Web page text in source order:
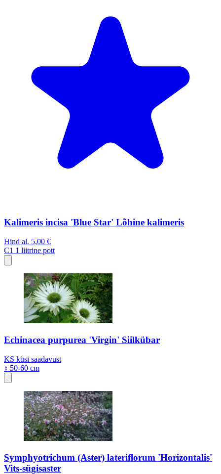
Kalimeris incisa 'Blue Star' Lõhine kalimeris
Hind al. 5,00 €
C1 1 liitrine pott
Echinacea purpurea 'Virgin' Siilkübar
KS küsi saadavust
↕ 50-60 cm
Symphyotrichum (Aster) lateriflorum 'Horizontalis'
Vits-sügisaster